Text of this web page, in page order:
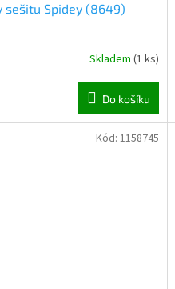
sešitu Spidey (8649)
Skladem (1 ks)
Do košíku
Kód: 1158745